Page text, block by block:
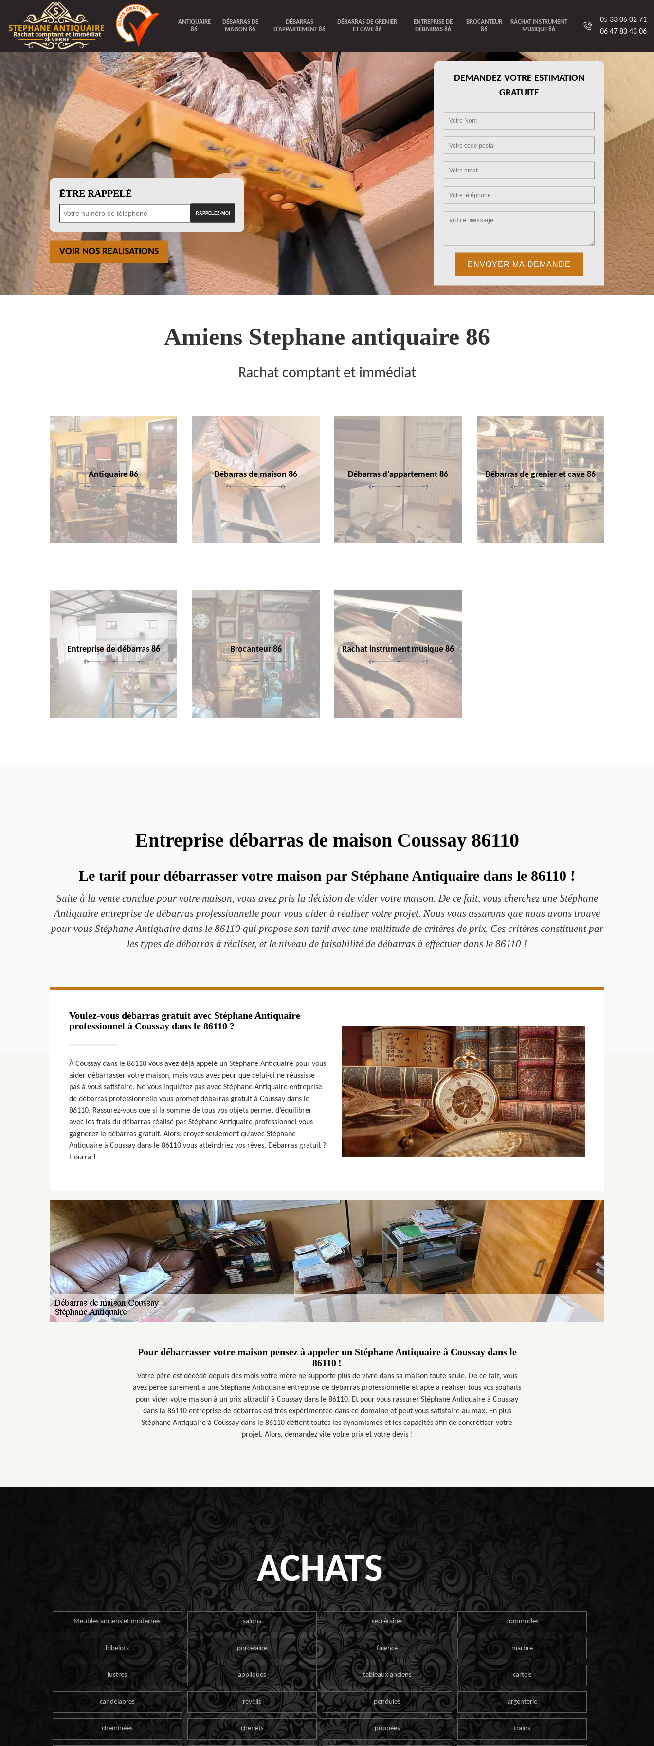
ANTIQUAIRE
86
DÉBARRAS DE
MAISON 86
DÉBARRAS
D'APPARTEMENT 86
DÉBARRAS DE GRENIER
ET CAVE 86
ENTREPRISE DE
DÉBARRAS 86
BROCANTEUR
86
RACHAT INSTRUMENT
MUSIQUE 86
05 33 06 02 71
06 47 83 43 06
ÊTRE RAPPELÉ
VOIR NOS REALISATIONS
DEMANDEZ VOTRE ESTIMATION
GRATUITE
Amiens Stephane antiquaire 86
Rachat comptant et immédiat
Antiquaire 86 Débarras de maison 86 Débarras d'appartement 86 Débarras de grenier et cave 86
Entreprise de débarras 86 Brocanteur 86 Rachat instrument musique 86
Entreprise débarras de maison Coussay 86110
Le tarif pour débarrasser votre maison par Stéphane Antiquaire dans le 86110 !
Suite à la vente conclue pour votre maison, vous avez pris la décision de vider votre maison. De ce fait, vous cherchez une Stéphane
Antiquaire entreprise de débarras professionnelle pour vous aider à réaliser votre projet. Nous vous assurons que nous avons trouvé
pour vous Stéphane Antiquaire dans le 86110 qui propose son tarif avec une multitude de critères de prix. Ces critères constituent par
les types de débarras à réaliser, et le niveau de faisabilité de débarras à effectuer dans le 86110 !
Voulez-vous débarras gratuit avec Stéphane Antiquaire
professionnel à Coussay dans le 86110 ?
À Coussay dans le 86110 vous avez déjà appelé un Stéphane Antiquaire pour vous
aider débarrasser votre maison, mais vous avez peur que celui-ci ne réussisse
pas à vous satisfaire. Ne vous inquiétez pas avec Stéphane Antiquaire entreprise
de débarras professionnelle vous promet débarras gratuit à Coussay dans le
86110. Rassurez-vous que si la somme de tous vos objets permet d’équilibrer
avec les frais du débarras réalisé par Stéphane Antiquaire professionnel vous
gagnerez le débarras gratuit. Alors, croyez seulement qu’avec Stéphane
Antiquaire à Coussay dans le 86110 vous atteindriez vos rêves. Débarras gratuit ?
Hourra !
Pour débarrasser votre maison pensez à appeler un Stéphane Antiquaire à Coussay dans le
86110 !
Votre père est décédé depuis des mois votre mère ne supporte plus de vivre dans sa maison toute seule. De ce fait, vous
avez pensé sûrement à une Stéphane Antiquaire entreprise de débarras professionnelle et apte à réaliser tous vos souhaits
pour vider votre maison à un prix attractif à Coussay dans le 86110. Et pour vous rassurer Stéphane Antiquaire à Coussay
dans la 86110 entreprise de débarras est très expérimentée dans ce domaine et peut vous satisfaire au max. En plus
Stéphane Antiquaire à Coussay dans le 86110 détient toutes les dynamismes et les capacités afin de concrétiser votre
projet. Alors, demandez vite votre prix et votre devis !
ACHATS
Meubles anciens et modernes salons secrétaires commodes
bibelots porcelaine faïence marbre
lustres appliques tableaux anciens cartels
candelabres reveils pendules argenterie
cheminées chenets poupées trains